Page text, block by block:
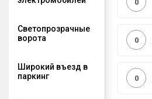
0
Светопрозрачные
ворота
0
Широкий въезд в
паркинг
0